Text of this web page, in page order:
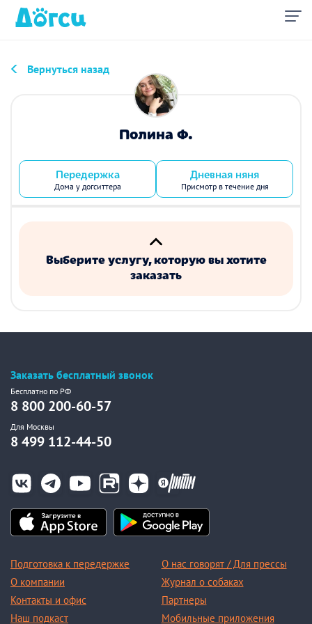
Вернуться назад
Полина Ф.
Передержка
Дома у догситтера
Дневная няня
Присмотр в течение дня
Выберите услугу, которую вы хотите
заказать
Заказать бесплатный звонок
Бесплатно по РФ
8 800 200-60-57
Для Москвы
8 499 112-44-50
Подготовка к передержке
О компании
Контакты и офис
Наш подкаст
О нас говорят / Для прессы
Журнал о собаках
Партнеры
Мобильные приложения